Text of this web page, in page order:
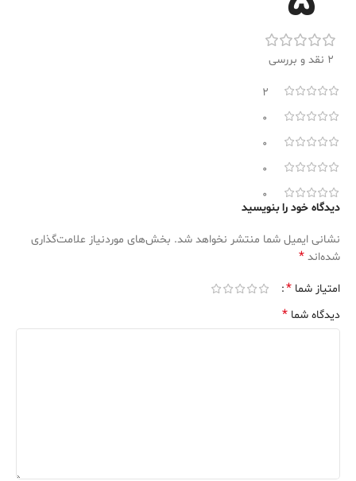
2 نقد و بررسی
2
0
0
0
0
دیدگاه خود را بنویسید
نشانی ایمیل شما منتشر نخواهد شد. بخش‌های موردنیاز علامت‌گذاری
شده‌اند *
امتیاز شما *
دیدگاه شما *